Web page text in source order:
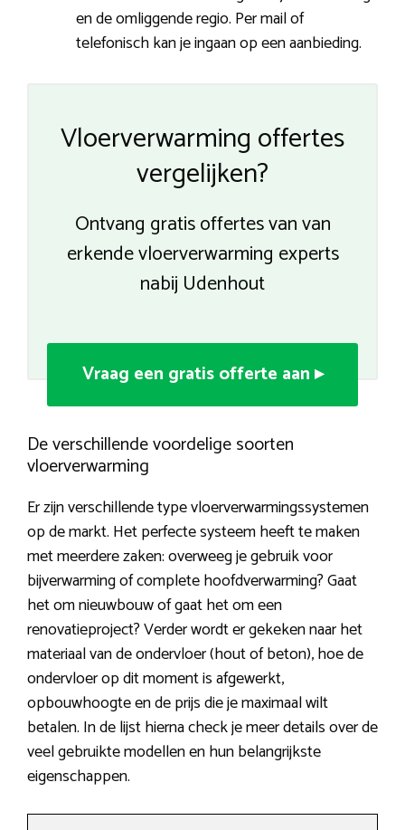
en de omliggende regio. Per mail of
telefonisch kan je ingaan op een aanbieding.
Vloerverwarming offertes
vergelijken?
Ontvang gratis offertes van van
erkende vloerverwarming experts
nabij Udenhout
Vraag een gratis offerte aan ▸
De verschillende voordelige soorten
vloerverwarming
Er zijn verschillende type vloerverwarmingssystemen
op de markt. Het perfecte systeem heeft te maken
met meerdere zaken: overweeg je gebruik voor
bijverwarming of complete hoofdverwarming? Gaat
het om nieuwbouw of gaat het om een
renovatieproject? Verder wordt er gekeken naar het
materiaal van de ondervloer (hout of beton), hoe de
ondervloer op dit moment is afgewerkt,
opbouwhoogte en de prijs die je maximaal wilt
betalen. In de lijst hierna check je meer details over de
veel gebruikte modellen en hun belangrijkste
eigenschappen.